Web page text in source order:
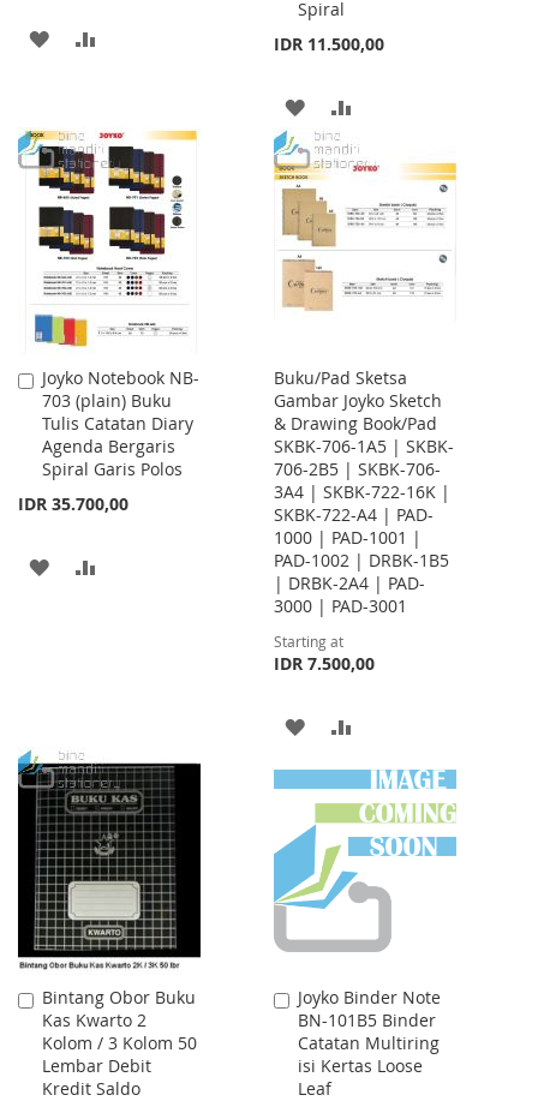
ADD
LIST
Spiral
IDR 11.500,00
ADD
TO
WISH
LIST
TO
COMPARE
Joyko Notebook NB-
703 (plain) Buku
Tulis Catatan Diary
Agenda Bergaris
Spiral Garis Polos
IDR 35.700,00
Add
to
Cart
ADD
Buku/Pad Sketsa
Gambar Joyko Sketch
& Drawing Book/Pad
SKBK-706-1A5 | SKBK-
706-2B5 | SKBK-706-
3A4 | SKBK-722-16K |
SKBK-722-A4 | PAD-
1000 | PAD-1001 |
PAD-1002 | DRBK-1B5
| DRBK-2A4 | PAD-
3000 | PAD-3001
Starting at
IDR 7.500,00
ADD
TO
WISH
LIST
TO
COMPARE
Bintang Obor Buku
Kas Kwarto 2
Kolom / 3 Kolom 50
Lembar Debit
Kredit Saldo
Add
to
Cart
Joyko Binder Note
BN-101B5 Binder
Catatan Multiring
isi Kertas Loose
Leaf
Add
to
Cart